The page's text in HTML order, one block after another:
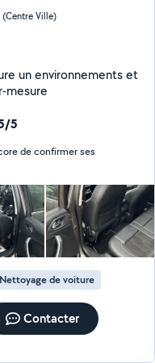
(Centre Ville)
un environnements et
mesure
5
de confirmer ses
Nettoyage de voiture
Contacter